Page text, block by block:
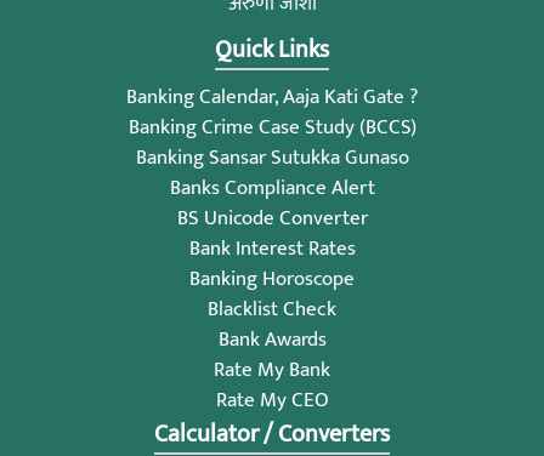
Quick Links
Banking Calendar, Aaja Kati Gate ?
Banking Crime Case Study (BCCS)
Banking Sansar Sutukka Gunaso
Banks Compliance Alert
BS Unicode Converter
Bank Interest Rates
Banking Horoscope
Blacklist Check
Bank Awards
Rate My Bank
Rate My CEO
Calculator / Converters